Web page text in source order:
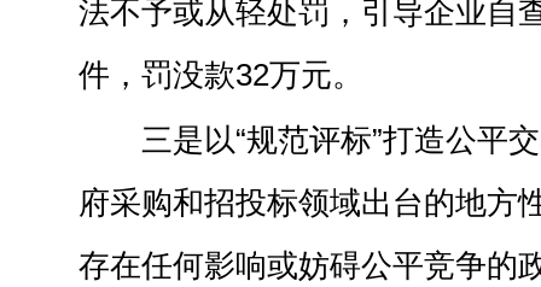
法不予或从轻处罚，引导企业自
件，罚没款32万元。
三是以“规范评标”打造公平
府采购和招投标领域出台的地方
存在任何影响或妨碍公平竞争的